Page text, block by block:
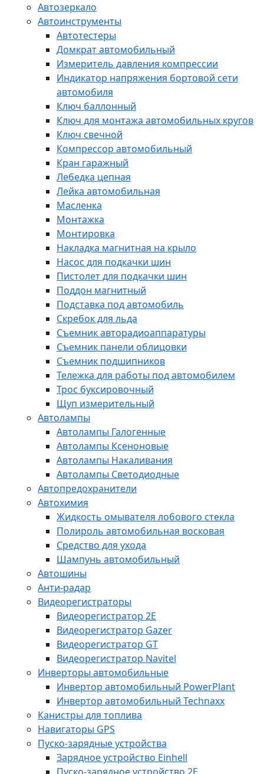
Автозеркало
Автоинструменты
Автотестеры
Домкрат автомобильный
Измеритель давления компрессии
Индикатор напряжения бортовой сети
автомобиля
Ключ баллонный
Ключ для монтажа автомобильных кругов
Ключ свечной
Компрессор автомобильный
Кран гаражный
Лебедка цепная
Лейка автомобильная
Масленка
Монтажка
Монтировка
Накладка магнитная на крыло
Насос для подкачки шин
Пистолет для подкачки шин
Поддон магнитный
Подставка под автомобиль
Скребок для льда
Съемник авторадиоаппаратуры
Съемник панели облицовки
Съемник подшипников
Тележка для работы под автомобилем
Трос буксировочный
Щуп измерительный
Автолампы
Автолампы Галогенные
Автолампы Ксеноновые
Автолампы Накаливания
Автолампы Светодиодные
Автопредохранители
Автохимия
Жидкость омывателя лобового стекла
Полироль автомобильная восковая
Средство для ухода
Шампунь автомобильный
Автошины
Анти-радар
Видеорегистраторы
Видеорегистратор 2E
Видеорегистратор Gazer
Видеорегистратор GT
Видеорегистратор Navitel
Инверторы автомобильные
Инвертор автомобильный PowerPlant
Инвертор автомобильный Technaxx
Канистры для топлива
Навигаторы GPS
Пуско-зарядные устройства
Зарядное устройство Einhell